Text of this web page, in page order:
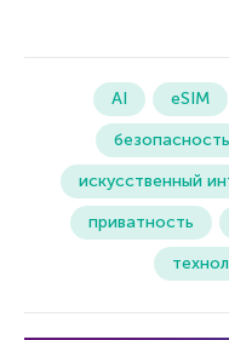
AI eSIM
безопасность
искусственный
приватность